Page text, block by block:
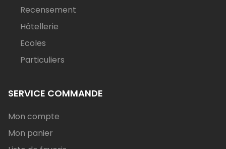
Recensement
Hôtellerie
Ecoles
Particuliers
SERVICE COMMANDE
Mon compte
Mon panier